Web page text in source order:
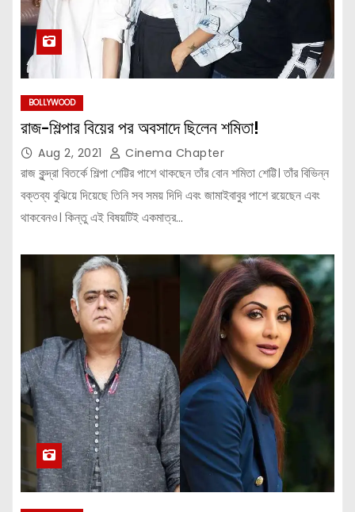
BOLLYWOOD
রাজ-শিল্পার বিয়ের পর অবসাদে ছিলেন শমিতা!
Aug 2, 2021 Cinema Chapter
রাজ কুন্দ্রা বিতর্কে শিল্পা শেট্টির পাশে থাকছেন তাঁর বোন শমিতা শেট্টি। তাঁর বিভিন্ন
বক্তব্য বুঝিয়ে দিয়েছে তিনি সব সময় দিদি এবং জামাইবাবুর পাশে রয়েছেন এবং
থাকবেনও। কিন্তু এই বিষয়টিই একমাত্র…